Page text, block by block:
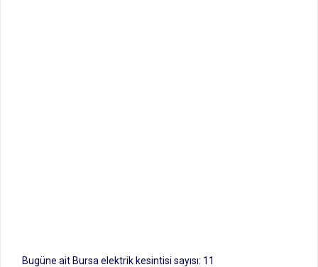
Bugüne ait Bursa elektrik kesintisi sayısı: 11